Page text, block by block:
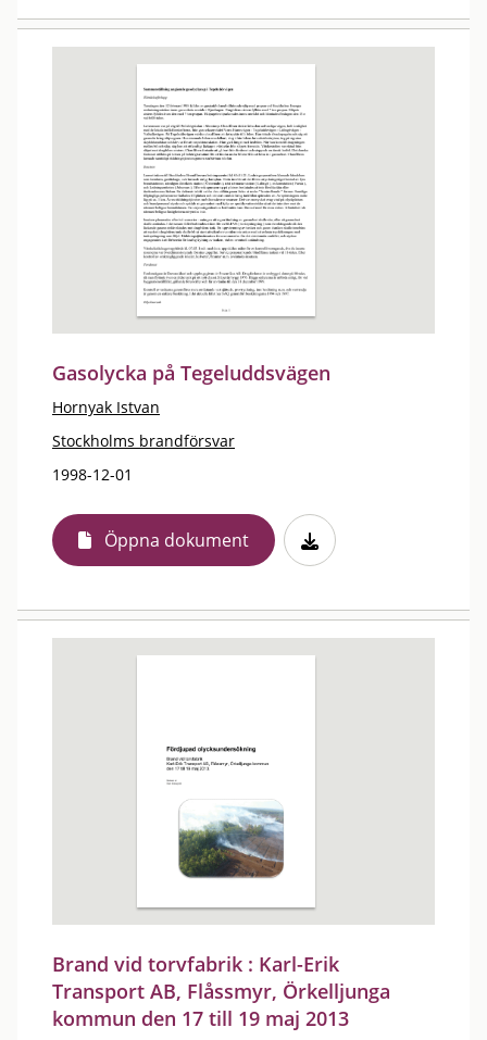
Gasolycka på Tegeluddsvägen
Hornyak Istvan
Stockholms brandförsvar
1998-12-01
Öppna dokument
Brand vid torvfabrik : Karl-Erik
Transport AB, Flåssmyr, Örkelljunga
kommun den 17 till 19 maj 2013